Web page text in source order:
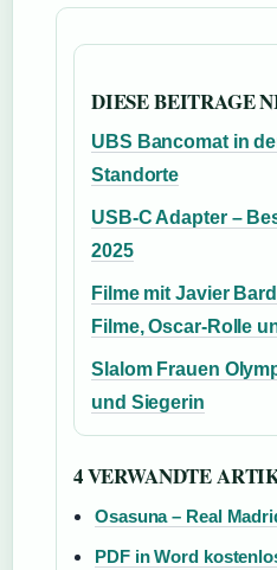
DIESE BEITRAGE
UBS Bancomat in
Standorte
USB-C Adapter –
2025
Filme mit Javier
Filme, Oscar-Rolle
Slalom Frauen
und Siegerin
4 VERWANDTE
Osasuna – Real
PDF in Word